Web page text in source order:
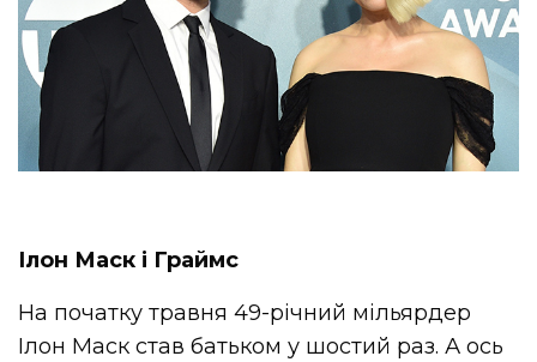
Ілон Маск і Граймс
На початку травня 49-річний мільярдер
Ілон Маск став батьком у шостий раз. А ось